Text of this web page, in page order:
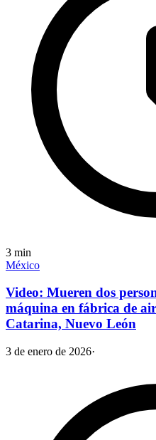
3 min
México
Video: Mueren dos
máquina en fábrica de
Catarina, Nuevo León
3 de enero de 2026·